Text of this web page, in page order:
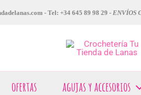
- Tel: +34 645 89 98 29 -ENVÍOS
ofertas agujas y accesorios